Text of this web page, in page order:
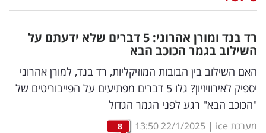
דיגיטל
וטק
שיווק
ופרסום
רד בנד ומורן אהרוני: 5 דברים שלא ידעתם על
השילוב בגמר הכוכב הבא
האם השילוב בין הבובות המוזיקליות, רד בנד, למורן אהרוני
יספיק לאירוויזיון? גלו 5 דברים מפתיעים על הפייבוריטים של
"הכוכב הבא" רגע לפני הגמר הגדול
מערכת ice |
22/1/2025
13:50
8